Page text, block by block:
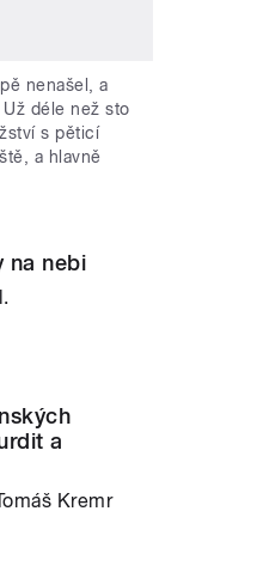
nenašel, a
déle než sto
s pěticí
a hlavně
na nebi
a
Kremr